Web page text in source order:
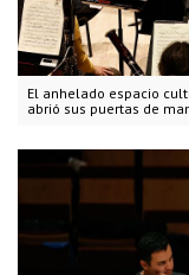
El anhelado espacio
abrió sus puertas de